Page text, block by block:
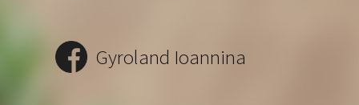
Gyroland Ioannina